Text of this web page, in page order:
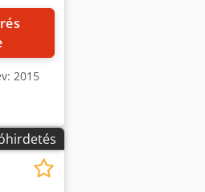
2015